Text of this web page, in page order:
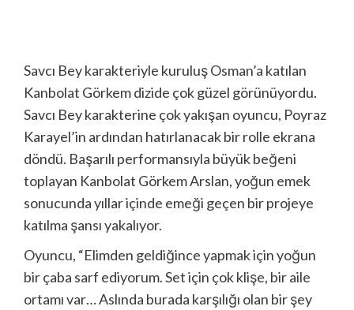
Savcı Bey karakteriyle kuruluş Osman’a katılan
Kanbolat Görkem dizide çok güzel görünüyordu.
Savcı Bey karakterine çok yakışan oyuncu, Poyraz
Karayel’in ardından hatırlanacak bir rolle ekrana
döndü. Başarılı performansıyla büyük beğeni
toplayan Kanbolat Görkem Arslan, yoğun emek
sonucunda yıllar içinde emeği geçen bir projeye
katılma şansı yakalıyor.
Oyuncu, “Elimden geldiğince yapmak için yoğun
bir çaba sarf ediyorum. Set için çok klişe, bir aile
ortamı var… Aslında burada karşılığı olan bir şey